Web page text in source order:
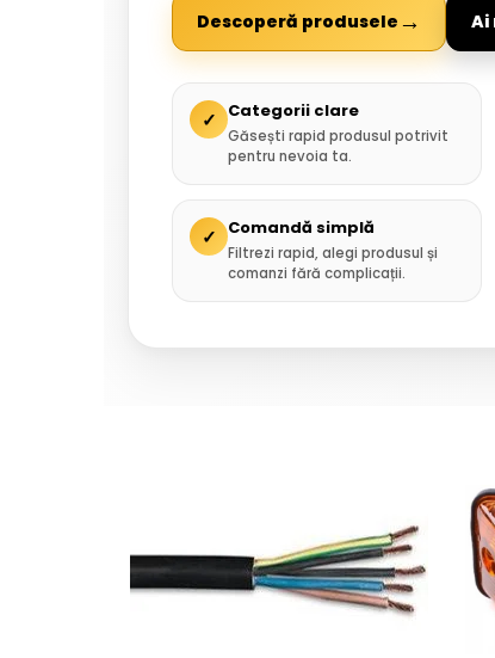
Descoperă produsele → Ai
✓ Categorii clare
Găsești rapid produsul potrivit
pentru nevoia ta.
✓ Comandă simplă
Filtrezi rapid, alegi produsul și
comanzi fără complicații.